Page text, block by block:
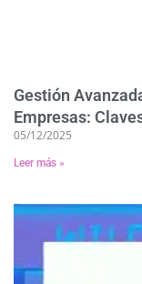
Gestión
Empresas:
05/12/2025
Leer más »